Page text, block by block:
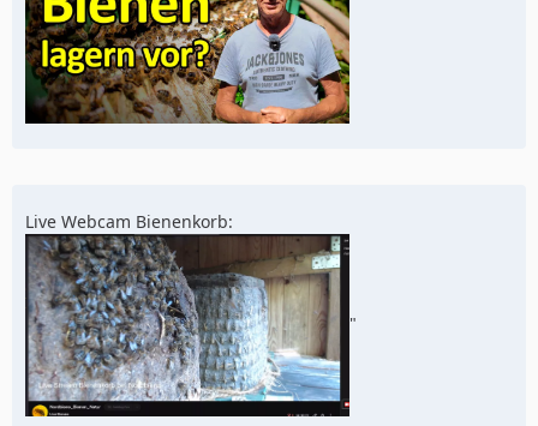
Live Webcam Bienenkorb:
"